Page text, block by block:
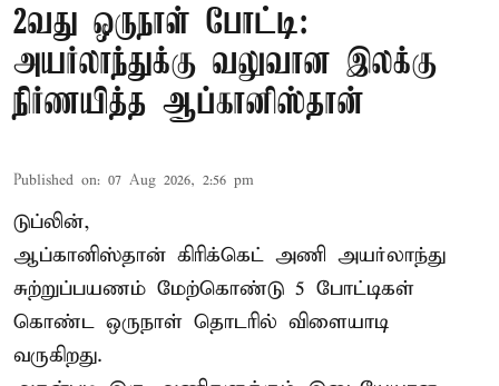
2வது ஒருநாள் போட்டி:
அயர்லாந்துக்கு வலுவான இலக்கு
நிர்ணயித்த ஆப்கானிஸ்தான்
Published on: 07 Aug 2026, 2:56 pm
டுப்லின்,
ஆப்கானிஸ்தான் கிரிக்கெட் அணி அயர்லாந்து
சுற்றுப்பயணம் மேற்கொண்டு 5 போட்டிகள்
கொண்ட ஒருநாள் தொடரில் விளையாடி
வருகிறது.